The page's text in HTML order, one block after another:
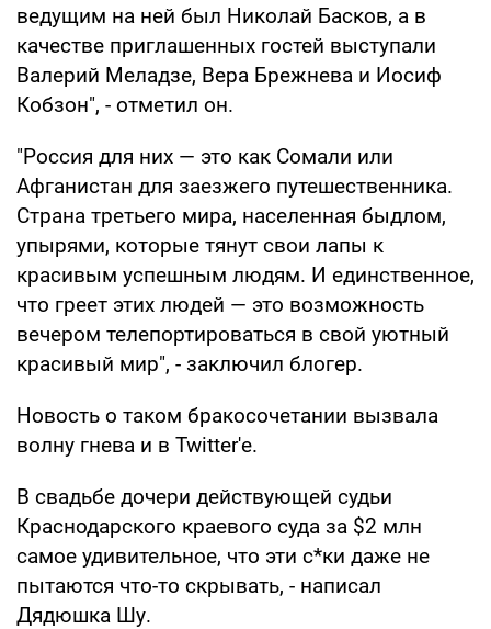
ведущим на ней был Николай Басков, а в
качестве приглашенных гостей выступали
Валерий Меладзе, Вера Брежнева и Иосиф
Кобзон", - отметил он.
"Россия для них — это как Сомали или
Афганистан для заезжего путешественника.
Страна третьего мира, населенная быдлом,
упырями, которые тянут свои лапы к
красивым успешным людям. И единственное,
что греет этих людей — это возможность
вечером телепортироваться в свой уютный
красивый мир", - заключил блогер.
Новость о таком бракосочетании вызвала
волну гнева и в Twitter'е.
В свадьбе дочери действующей судьи
Краснодарского краевого суда за $2 млн
самое удивительное, что эти с*ки даже не
пытаются что-то скрывать, - написал
Дядюшка Шу.